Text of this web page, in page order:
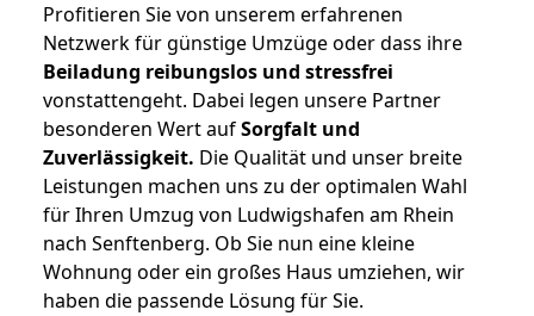
Profitieren Sie von unserem erfahrenen
Netzwerk für günstige Umzüge oder dass ihre
Beiladung reibungslos und stressfrei
vonstattengeht. Dabei legen unsere Partner
besonderen Wert aufSorgfalt und
Zuverlässigkeit. Die Qualität und unser breite
Leistungen machen uns zu der optimalen Wahl
für Ihren Umzug von Ludwigshafen am Rhein
nach Senftenberg. Ob Sie nun eine kleine
Wohnung oder ein großes Haus umziehen, wir
haben die passende Lösung für Sie.